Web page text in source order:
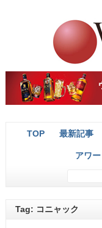
TOP 最新記事
アワ
Tag: コニャック